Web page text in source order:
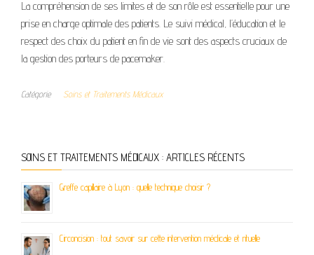
La compréhension de ses limites et de son rôle est essentielle pour une
prise en charge optimale des patients. Le suivi médical, l’éducation et le
respect des choix du patient en fin de vie sont des aspects cruciaux de
la gestion des porteurs de pacemaker.
Catégorie Soins et Traitements Médicaux
SOINS ET TRAITEMENTS MÉDICAUX : ARTICLES RÉCENTS
Greffe capillaire à Lyon : quelle technique choisir ?
Circoncision : tout savoir sur cette intervention médicale et rituelle